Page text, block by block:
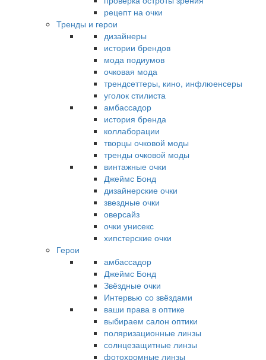
рецепт на очки
Тренды и герои
дизайнеры
истории брендов
мода подиумов
очковая мода
трендсеттеры, кино, инфлюенсеры
уголок стилиста
амбассадор
история бренда
коллаборации
творцы очковой моды
тренды очковой моды
винтажные очки
Джеймс Бонд
дизайнерские очки
звездные очки
оверсайз
очки унисекс
хипстерские очки
Герои
амбассадор
Джеймс Бонд
Звёздные очки
Интервью со звёздами
ваши права в оптике
выбираем салон оптики
поляризационные линзы
солнцезащитные линзы
фотохромные линзы